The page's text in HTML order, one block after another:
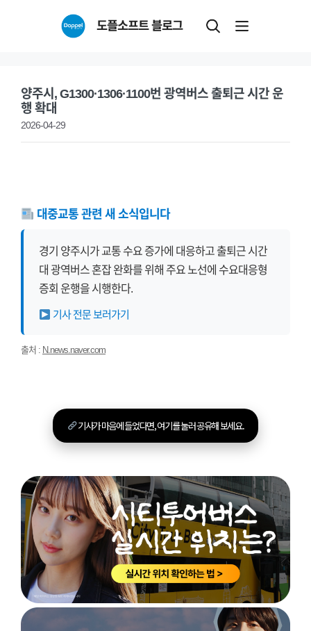
도플소프트 블로그
양주시, G1300·1306·1100번 광역버스 출퇴근 시간 운
행 확대
2026-04-29
대중교통 관련 새 소식입니다
경기 양주시가 교통 수요 증가에 대응하고 출퇴근 시간
대 광역버스 혼잡 완화를 위해 주요 노선에 수요대응형
증회 운행을 시행한다.
기사 전문 보러가기
출처 : N.news.naver.com
기사가 마음에 들었다면, 여기를 눌러 공유해 보세요.